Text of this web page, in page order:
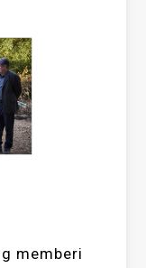
memberi